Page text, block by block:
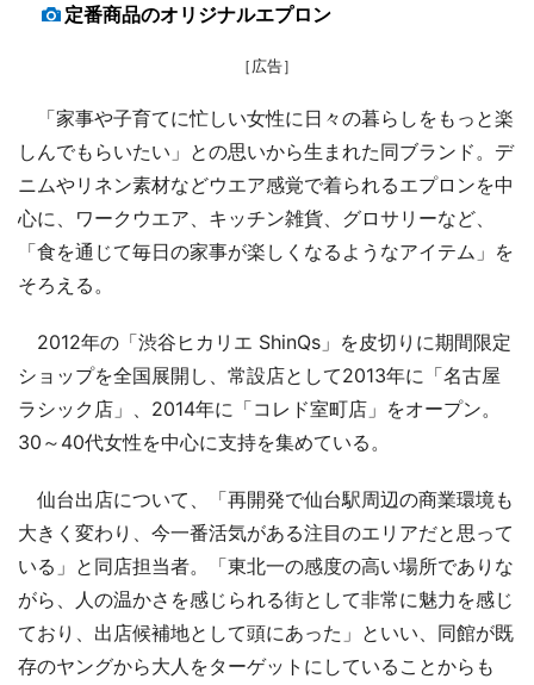
定番商品のオリジナルエプロン
［広告］
「家事や子育てに忙しい女性に日々の暮らしをもっと楽
しんでもらいたい」との思いから生まれた同ブランド。デ
ニムやリネン素材などウエア感覚で着られるエプロンを中
心に、ワークウエア、キッチン雑貨、グロサリーなど、
「食を通じて毎日の家事が楽しくなるようなアイテム」を
そろえる。
2012年の「渋谷ヒカリエ ShinQs」を皮切りに期間限定
ショップを全国展開し、常設店として2013年に「名古屋
ラシック店」、2014年に「コレド室町店」をオープン。
30～40代女性を中心に支持を集めている。
仙台出店について、「再開発で仙台駅周辺の商業環境も
大きく変わり、今一番活気がある注目のエリアだと思って
いる」と同店担当者。「東北一の感度の高い場所でありな
がら、人の温かさを感じられる街として非常に魅力を感じ
ており、出店候補地として頭にあった」といい、同館が既
存のヤングから大人をターゲットにしていることからも